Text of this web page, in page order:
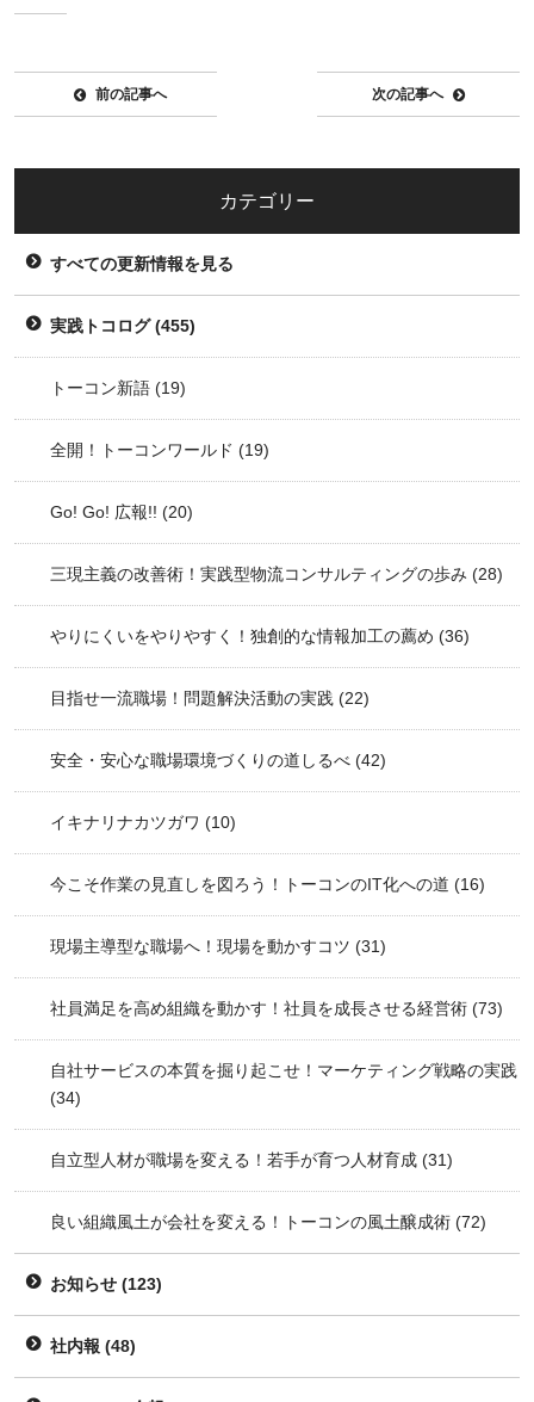
前の記事へ 次の記事へ
カテゴリー
すべての更新情報を見る
実践トコログ(455)
トーコン新語 (19)
全開！トーコンワールド (19)
Go! Go! 広報!! (20)
三現主義の改善術！実践型物流コンサルティングの歩み (28)
やりにくいをやりやすく！独創的な情報加工の薦め (36)
目指せ一流職場！問題解決活動の実践 (22)
安全・安心な職場環境づくりの道しるべ (42)
イキナリナカツガワ (10)
今こそ作業の見直しを図ろう！トーコンのIT化への道 (16)
現場主導型な職場へ！現場を動かすコツ (31)
社員満足を高め組織を動かす！社員を成長させる経営術 (73)
自社サービスの本質を掘り起こせ！マーケティング戦略の実践
(34)
自立型人材が職場を変える！若手が育つ人材育成 (31)
良い組織風土が会社を変える！トーコンの風土醸成術 (72)
お知らせ (123)
社内報 (48)